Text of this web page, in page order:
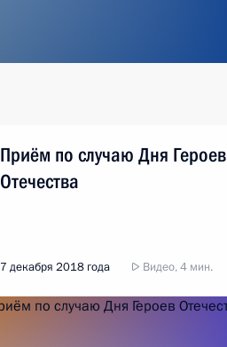
Приём по случаю Дня Героев
Отечества
7 декабря 2018 года Видео, 4 мин.